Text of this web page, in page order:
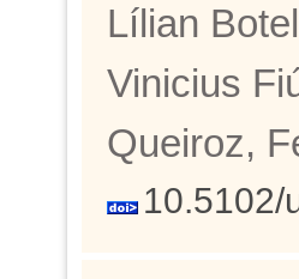
Lílian
Vinicius
Queiroz,
10.5102/